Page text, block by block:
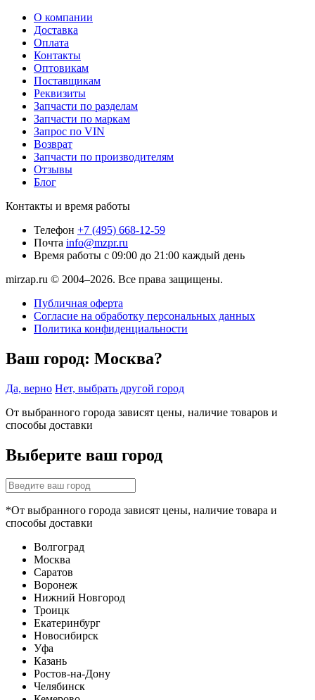
О компании
Доставка
Оплата
Контакты
Оптовикам
Поставщикам
Реквизиты
Запчасти по разделам
Запчасти по маркам
Запрос по VIN
Возврат
Запчасти по производителям
Отзывы
Блог
Контакты и время работы
Телефон +7 (495) 668-12-59
Почта info@mzpr.ru
Время работы с 09:00 до 21:00 каждый день
mirzap.ru © 2004–2026. Все права защищены.
Публичная оферта
Согласие на обработку персональных данных
Политика конфиденциальности
Ваш город: Москва?
Да, верно Нет, выбрать другой город
От выбранного города зависят цены, наличие товаров и
способы доставки
Выберите ваш город
*От выбранного города зависят цены, наличие товара и
способы доставки
Волгоград
Москва
Саратов
Воронеж
Нижний Новгород
Троицк
Екатеринбург
Новосибирск
Уфа
Казань
Ростов-на-Дону
Челябинск